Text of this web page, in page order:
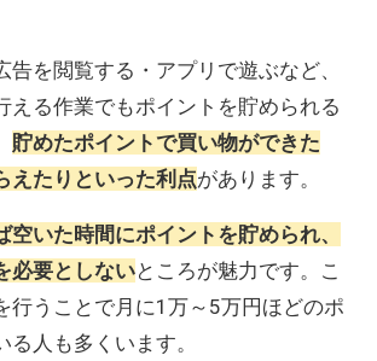
告を閲覧する・アプリで遊ぶなど、
える作業でもポイントを貯められる
貯めたポイントで買い物ができた
えたりといった利点があります。
空いた時間にポイントを貯められ、
必要としないところが魅力です。こ
行うことで月に1万～5万円ほどのポ
る人も多くいます。